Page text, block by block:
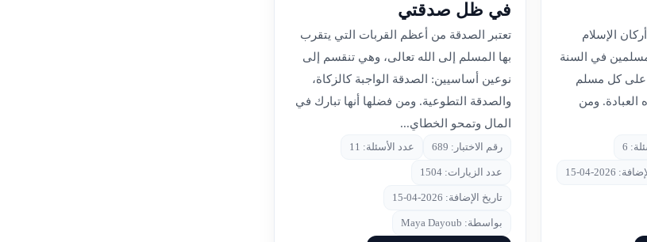
الإسلام
في السنة
على كل مسلم
العبادة. ومن
6
2026-04-15
في ظل صدقتي
تعتبر الصدقة من أعظم القربات التي يتقرب
بها المسلم إلى الله تعالى، وهي تنقسم إلى
نوعين أساسيين: الصدقة الواجبة كالزكاة،
والصدقة التطوعية. ومن فضلها أنها تبارك في
المال وتمحو الخطاي...
رقم الاختبار: 689 عدد الأسئلة: 11
عدد الزيارات: 1504
تاريخ الإضافة: 2026-04-15
بواسطة: Maya Dayoub